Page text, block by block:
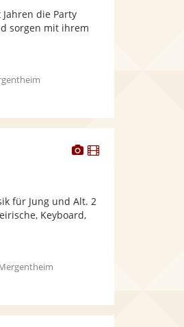
Sternen
die Party
sorgen mit ihrem
Dieser
bereit.
Dieser
für Jung und Alt. 2
Keyboard,